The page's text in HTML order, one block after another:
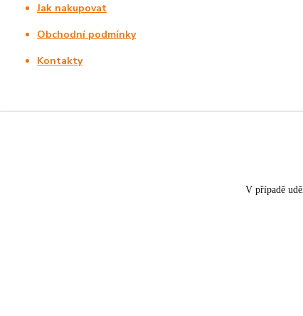
Jak nakupovat
Obchodní podmínky
Kontakty
V případě